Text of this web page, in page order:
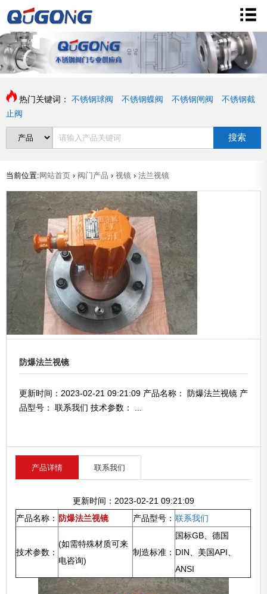
热门关键词： 不锈钢球阀 不锈钢蝶阀 不锈钢闸阀
不锈钢截
止阀
搜索
当前位置: 网站首页 › 阀门产品 › 视镜 › 法兰视镜
防爆法兰视镜
更新时间：2023-02-21 09:21:09 产品名称： 防爆法兰视镜 产
品型号： 联系我们 技术参数： ...
产品详情 联系我们
更新时间：2023-02-21 09:21:09
产品名称： 防爆法兰视镜 产品型号： 联系我们
技术参数：
(如需特殊材质可来
电咨询)
制造标准：
国标GB、德国
DIN、美国API、
ANSI